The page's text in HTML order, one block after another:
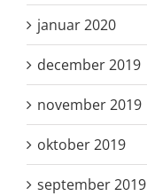
januar 2020
december 2019
november 2019
oktober 2019
september 2019